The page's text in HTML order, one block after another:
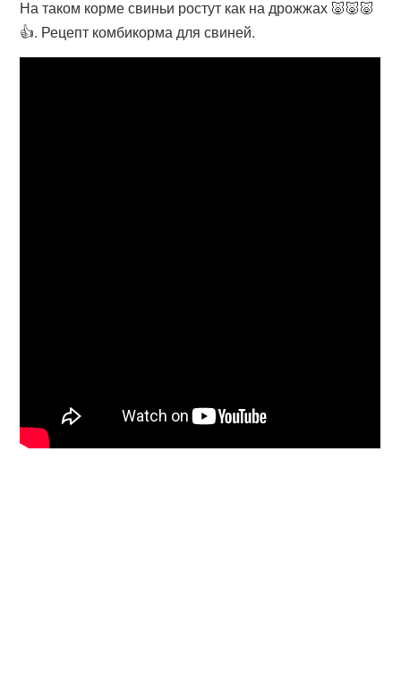
На таком корме свиньи ростут как на дрожжах 🐷🐷🐷
👍. Рецепт комбикорма для свиней.